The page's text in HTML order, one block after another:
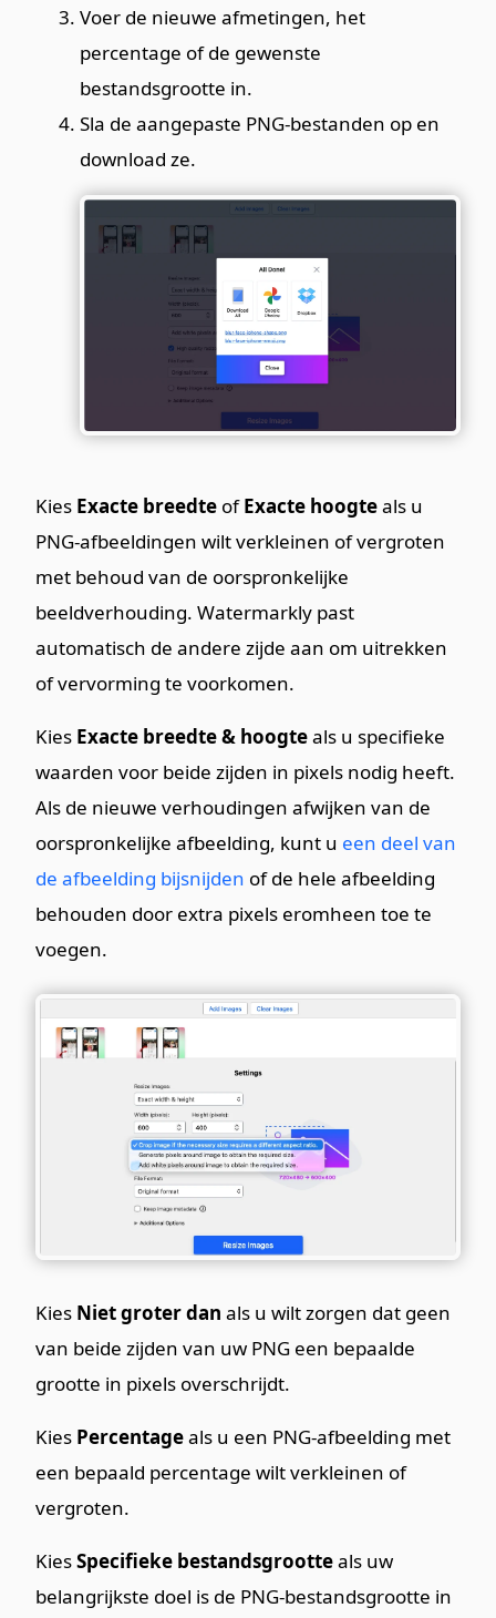
Voer de nieuwe afmetingen, het
percentage of de gewenste
bestandsgrootte in.
Sla de aangepaste PNG-bestanden op en
download ze.
Kies Exacte breedte ofExacte hoogteals u
PNG-afbeeldingen wilt verkleinen of vergroten
met behoud van de oorspronkelijke
beeldverhouding. Watermarkly past
automatisch de andere zijde aan om uitrekken
of vervorming te voorkomen.
Kies Exacte breedte & hoogteals u specifieke
waarden voor beide zijden in pixels nodig heeft.
Als de nieuwe verhoudingen afwijken van de
oorspronkelijke afbeelding, kunt u een deel van
de afbeelding bijsnijden of de hele afbeelding
behouden door extra pixels eromheen toe te
voegen.
Kies Niet groter dan als u wilt zorgen dat geen
van beide zijden van uw PNG een bepaalde
grootte in pixels overschrijdt.
Kies Percentageals u een PNG-afbeelding met
een bepaald percentage wilt verkleinen of
vergroten.
KiesSpecifieke bestandsgrootteals uw
belangrijkste doel is de PNG-bestandsgrootte in